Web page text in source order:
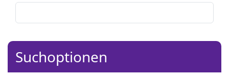
Suchoptionen